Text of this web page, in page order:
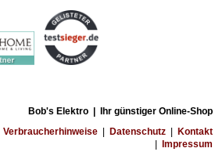
Bob's Elektro | Ihr günstiger Online-Shop
Verbraucherhinweise Datenschutz
Kontakt
Impressum